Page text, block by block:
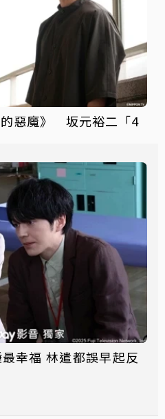
惡魔》 坂元裕二「4
幸福 林遣都誤早起反